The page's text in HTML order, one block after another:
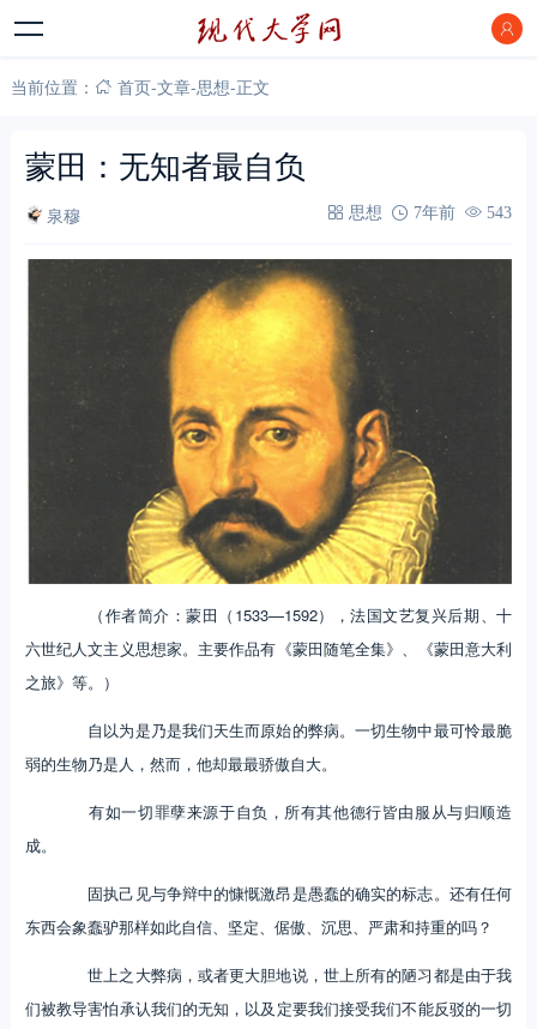
当前位置： 首页-文章-思想-正文
蒙田：无知者最自负
泉穆 思想 7年前 543
（作者简介：蒙田（1533—1592），法国文艺复兴后期、十
六世纪人文主义思想家。主要作品有《蒙田随笔全集》、《蒙田意大利
之旅》等。）
自以为是乃是我们天生而原始的弊病。一切生物中最可怜最脆
弱的生物乃是人，然而，他却最最骄傲自大。
有如一切罪孽来源于自负，所有其他德行皆由服从与归顺造
成。
固执己见与争辩中的慷慨激昂是愚蠢的确实的标志。还有任何
东西会象蠢驴那样如此自信、坚定、倨傲、沉思、严肃和持重的吗？
世上之大弊病，或者更大胆地说，世上所有的陋习都是由于我
们被教导害怕承认我们的无知，以及定要我们接受我们不能反驳的一切